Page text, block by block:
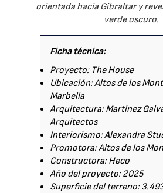
orientada hacia Gibraltar y
verde oscuro.
Ficha técnica:
Proyecto: The House
Ubicación: Altos de los
Marbella
Arquitectura: Martinez
Arquitectos
Interiorismo: Alexandra
Promotora: Altos de los
Constructora: Heco
Año del proyecto: 2025
Superficie del terreno: